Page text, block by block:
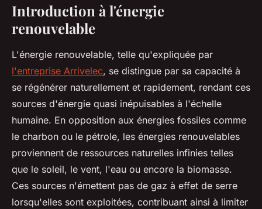
Introduction à l'énergie
renouvelable
L'énergie renouvelable, telle qu'expliquée par
l'entreprise Arrivelec, se distingue par sa capacité à
se régénérer naturellement et rapidement, rendant ces
sources d'énergie quasi inépuisables à l'échelle
humaine. En opposition aux énergies fossiles comme
le charbon ou le pétrole, les énergies renouvelables
proviennent de ressources naturelles infinies telles
que le soleil, le vent, l'eau ou encore la biomasse.
Ces sources n'émettent pas de gaz à effet de serre
lorsqu'elles sont exploitées, contribuant ainsi à limiter